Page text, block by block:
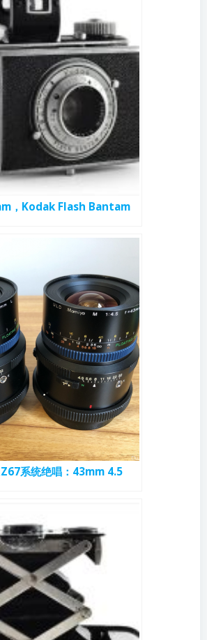
，Kodak Flash Bantam
系统绝唱：43mm 4.5